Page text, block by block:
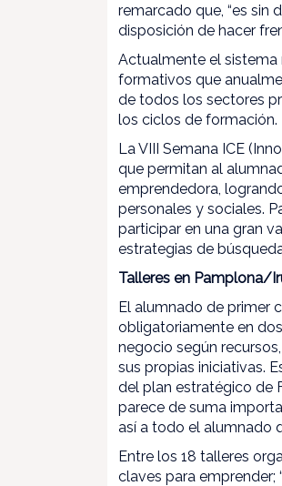
remarcado que, “es sin
disposición de hacer
Actualmente el sistema
formativos que
de todos los sectores
los ciclos de formación.
La VIII Semana ICE
que permitan al
emprendedora,
personales y sociales.
participar en una gran
estrategias de
Talleres en Pamplona/
El alumnado de primer
obligatoriamente en
negocio según
sus propias iniciativas.
del plan estratégico de
parece de suma
así a todo el alumnado
Entre los 18 talleres
claves para emprender;